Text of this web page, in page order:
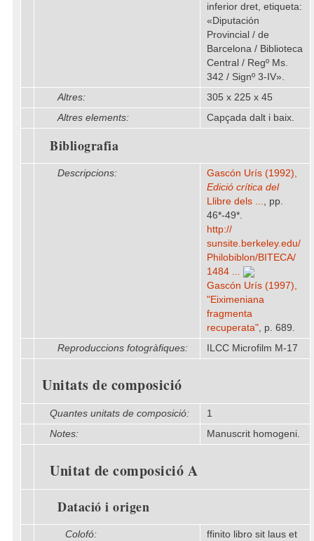
inferior dret, etiqueta:
«Diputación
Provincial / de
Barcelona / Biblioteca
Central / Regº Ms.
342 / Signº 3-IV».
Altres:
305 x 225 x 45
Altres elements:
Capçada dalt i baix.
Bibliografia
Descripcions:
Gascón Urís (1992),
Edició crítica del
Llibre dels ..., pp.
46*-49*.
http:/​/​
sunsite.berkeley.edu/​
Philobiblon/​BITECA/​
1484 ...
Gascón Urís (1997),
"Eiximeniana
fragmenta
recuperata", p. 689.
Reproduccions fotogràfiques:
ILCC Microfilm M-17
Unitats de composició
Quantes unitats de composició:
1
Notes:
Manuscrit homogeni.
Unitat de composició A
Datació i origen
Colofó: ffinito libro sit laus et